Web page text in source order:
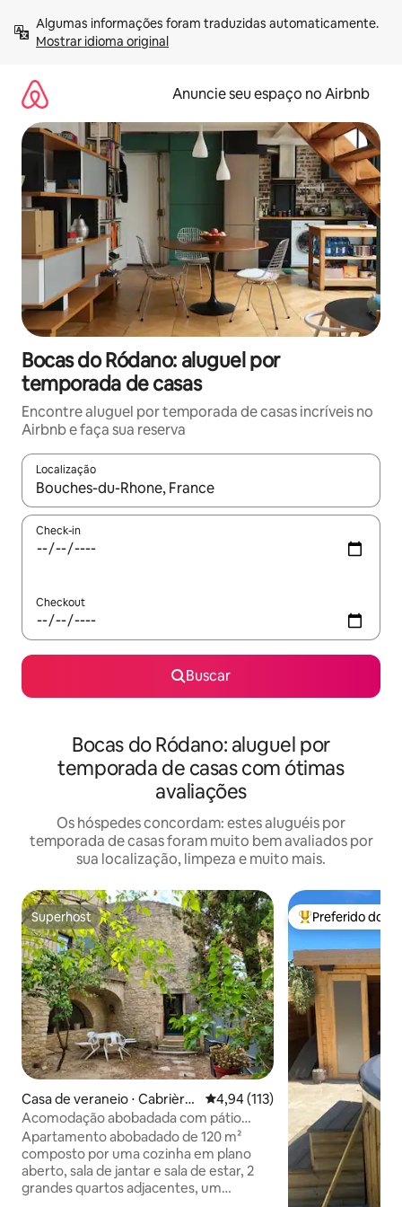
para
Mostrar idioma original
Anuncie seu espaço no Airbnb
Bocas do Ródano: aluguel por
temporada de casas
Encontre aluguel por temporada de casas incríveis no
Airbnb e faça sua reserva
Localização
Quando os resultados estiverem disponíveis, explore-os
Check-in
Checkout
Buscar
Bocas do Ródano: aluguel por
temporada de casas com ótimas
avaliações
Os hóspedes concordam: estes aluguéis por
temporada de casas foram muito bem avaliados por
sua localização, limpeza e muito mais.
Superhost
Superhost
Casa de veraneio ⋅ Cabrière
s
4,94 de uma avaliação média de
4,94 (113)
Acomodação abobadada com pátio
privado em Cabrières
Apartamento abobadado de 120 m²
composto por uma cozinha em plano
aberto, sala de jantar e sala de estar, 2
grandes quartos adjacentes, um
Entre os
Preferido dos